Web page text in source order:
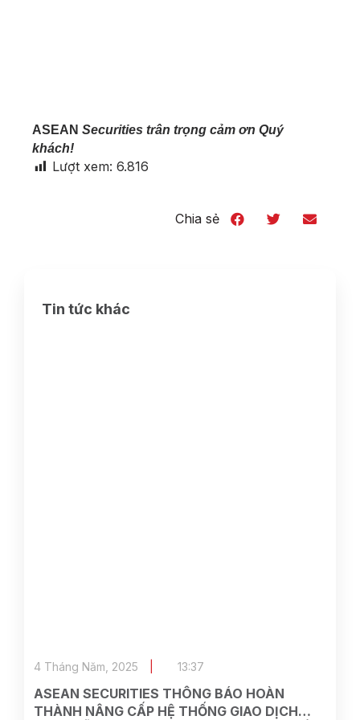
ASEAN Securities trân trọng cảm ơn Quý
khách!
Lượt xem: 6.816
Chia sẻ
Tin tức khác
ASEAN SECURITIES THÔNG BÁO HOÀN
THÀNH NÂNG CẤP HỆ THỐNG GIAO DỊCH
4 Tháng Năm, 2025 13:37